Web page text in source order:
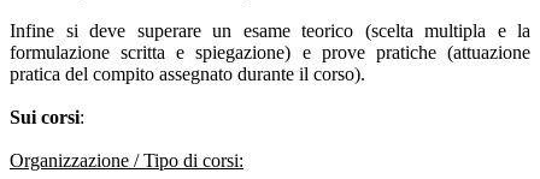
Infine si deve superare un esame teorico (scelta multipla e la
formulazione scritta e spiegazione) e prove pratiche (attuazione
pratica del compito assegnato durante il corso).
Sui corsi:
Organizzazione / Tipo di corsi: